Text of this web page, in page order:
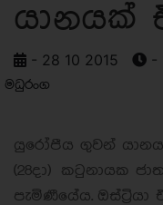
යානයක්
- 28 10 2015 -
මධුරංග
යුරෝපීය ගුවන්
(28දා) කටුනායක
පැමිණීයේය.